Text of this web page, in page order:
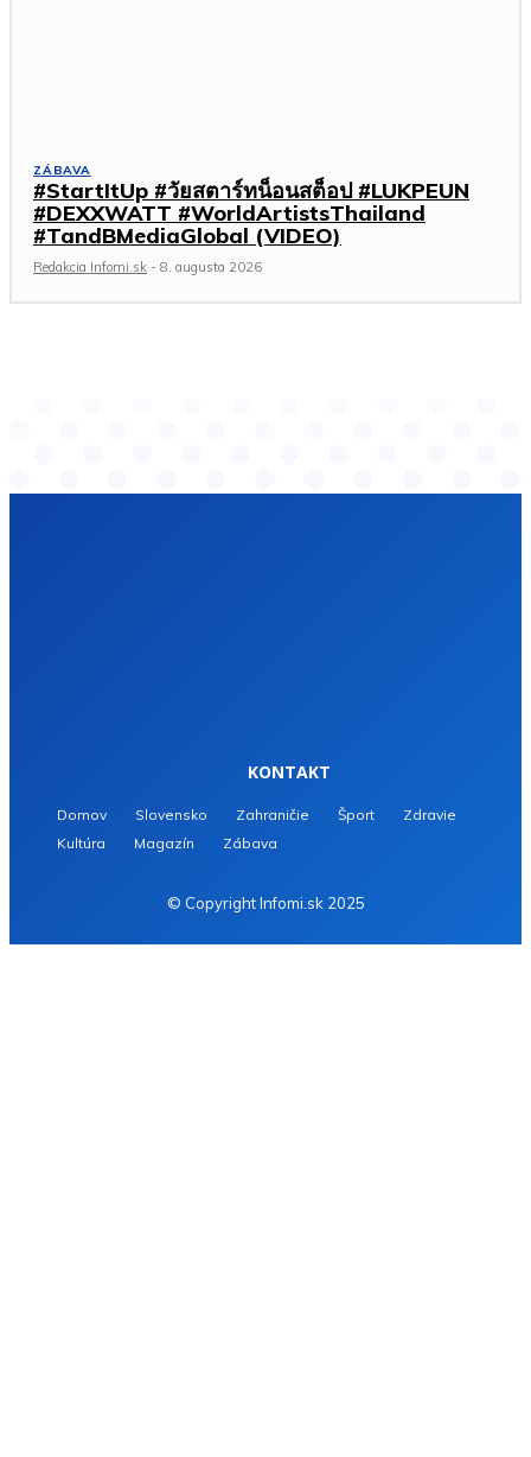
ZÁBAVA
#StartItUp #วัยสตาร์ทน็อนสต็อป #LUKPEUN
#DEXXWATT #WorldArtistsThailand
#TandBMediaGlobal (VIDEO)
Redakcia Infomi.sk - 8. augusta 2026
KONTAKT
Domov Slovensko Zahraničie Šport
Zdravie
Kultúra
Magazín Zábava
© Copyright Infomi.sk 2025